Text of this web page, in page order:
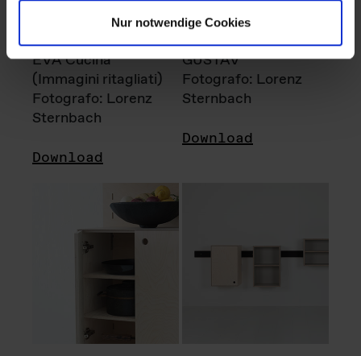
Nur notwendige Cookies
EVA Cucina
(Immagini ritagliati)
Fotografo: Lorenz
Sternbach
Download
GUSTAV
Fotografo: Lorenz
Sternbach
Download